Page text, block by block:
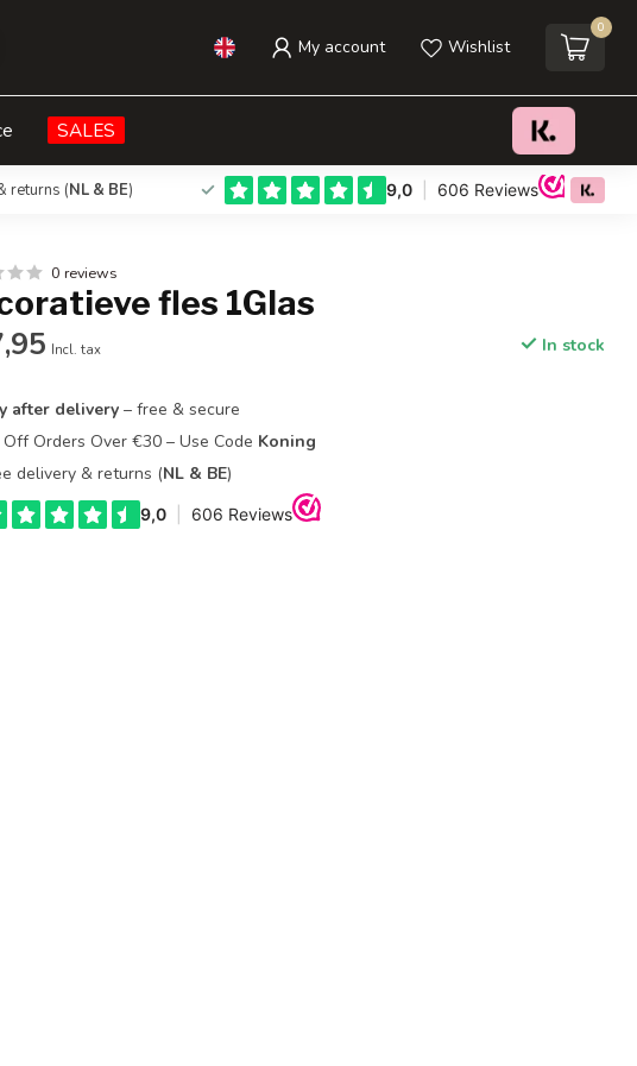
My account Wishlist
0
SALES
returns (NL & BE)
Add to cart
0 reviews
fles 1Glas
Incl. tax In stock
after delivery – free & secure
Orders Over €30 – Use Code Koning
delivery & returns (NL & BE)